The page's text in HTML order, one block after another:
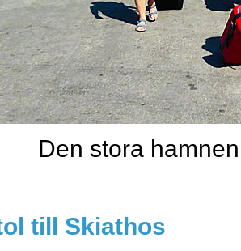
Den stora
till Skiathos